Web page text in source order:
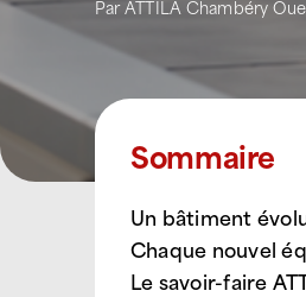
ParATTILA Chambéry
Sommaire
Chaque nouvel équipement crée de
Le savoir-faire ATTILA au service